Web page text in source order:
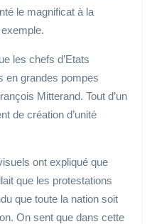
le magnificat à la
les chefs d’Etats
en grandes pompes
Mitterand. Tout d’un
de création d’unité
ont expliqué que
que les protestations
que toute la nation soit
On sent que dans cette